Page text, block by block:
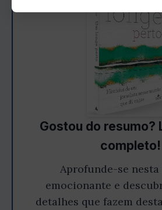
Gostou do resumo?
completo!
Aprofunde-se
emocionante e
detalhes que fazem